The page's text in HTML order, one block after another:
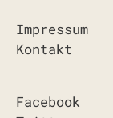
Impressum
Kontakt
Facebook